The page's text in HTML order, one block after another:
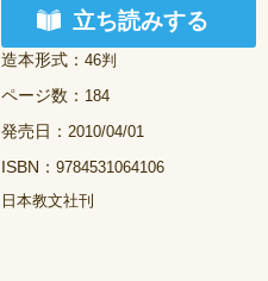
立ち読みする
造本形式： 46判
ページ数： 184
発売日： 2010/04/01
ISBN： 9784531064106
日本教文社刊